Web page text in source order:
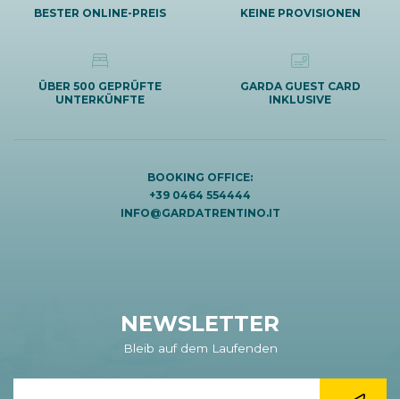
BESTER ONLINE-PREIS KEINE PROVISIONEN
ÜBER 500 GEPRÜFTE
UNTERKÜNFTE
GARDA GUEST CARD
INKLUSIVE
BOOKING OFFICE:
+39 0464 554444
INFO@GARDATRENTINO.IT
NEWSLETTER
Bleib auf dem Laufenden